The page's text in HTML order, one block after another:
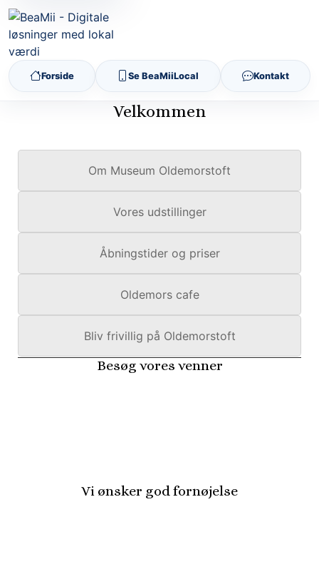
Forside Se BeaMiiLocal Kontakt
Velkommen
Om Museum Oldemorstoft
Vores udstillinger
Åbningstider og priser
Oldemors cafe
Bliv frivillig på Oldemorstoft
Besøg vores venner
Vi ønsker god fornøjelse